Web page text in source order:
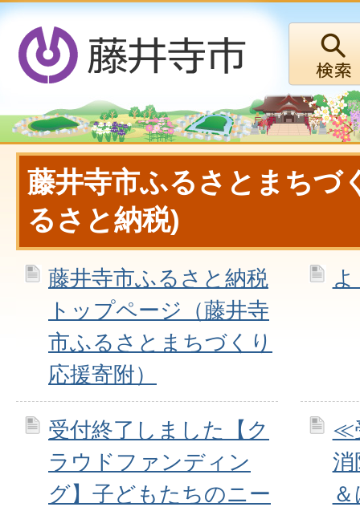
藤井寺市ふるさとまちづ
るさと納税)
藤井寺市ふるさと納税
トップページ（藤井寺
市ふるさとまちづくり
応援寄附）
受付終了しました【ク
ラウドファンディン
グ】子どもたちのニー
≪
消